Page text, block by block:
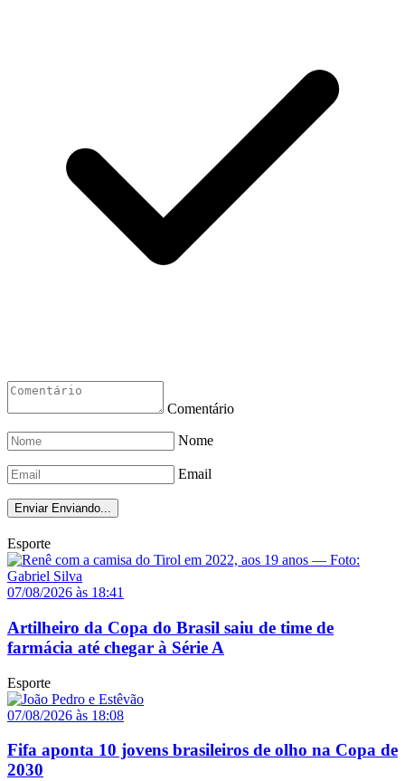
Comentário
Nome
Email
Enviar Enviando...
Esporte
07/08/2026 às 18:41
Artilheiro da Copa do Brasil saiu de time de
farmácia até chegar à Série A
Esporte
07/08/2026 às 18:08
Fifa aponta 10 jovens brasileiros de olho na Copa de
2030